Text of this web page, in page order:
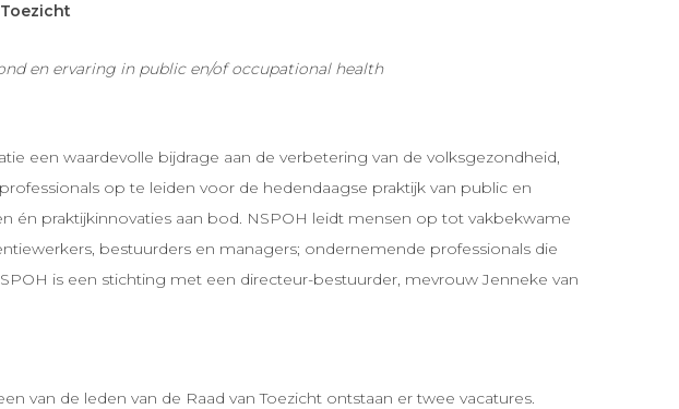
en ervaring in public en/of occupational health
een waardevolle bijdrage aan de verbetering van de volksgezondheid,
op te leiden voor de hedendaagse praktijk van public en
praktijkinnovaties aan bod. NSPOH leidt mensen op tot vakbekwame
bestuurders en managers; ondernemende professionals die
is een stichting met een directeur-bestuurder, mevrouw Jenneke van
van de leden van de Raad van Toezicht ontstaan er twee vacatures.